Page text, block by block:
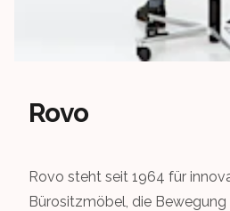
Rovo
Rovo steht seit 1964 für
Bürositzmöbel, die